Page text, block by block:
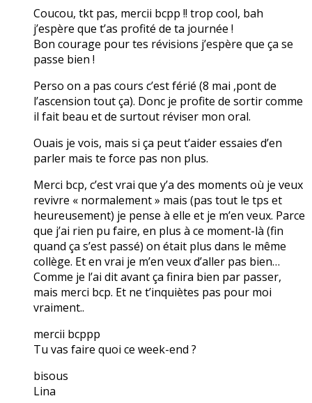
Coucou, tkt pas, mercii bcpp !! trop cool, bah
j’espère que t’as profité de ta journée !
Bon courage pour tes révisions j’espère que ça se
passe bien !
Perso on a pas cours c’est férié (8 mai ,pont de
l’ascension tout ça). Donc je profite de sortir comme
il fait beau et de surtout réviser mon oral.
Ouais je vois, mais si ça peut t’aider essaies d’en
parler mais te force pas non plus.
Merci bcp, c’est vrai que y’a des moments où je veux
revivre « normalement » mais (pas tout le tps et
heureusement) je pense à elle et je m’en veux. Parce
que j’ai rien pu faire, en plus à ce moment-là (fin
quand ça s’est passé) on était plus dans le même
collège. Et en vrai je m’en veux d’aller pas bien…
Comme je l’ai dit avant ça finira bien par passer,
mais merci bcp. Et ne t’inquiètes pas pour moi
vraiment..
mercii bcppp
Tu vas faire quoi ce week-end ?
bisous
Lina